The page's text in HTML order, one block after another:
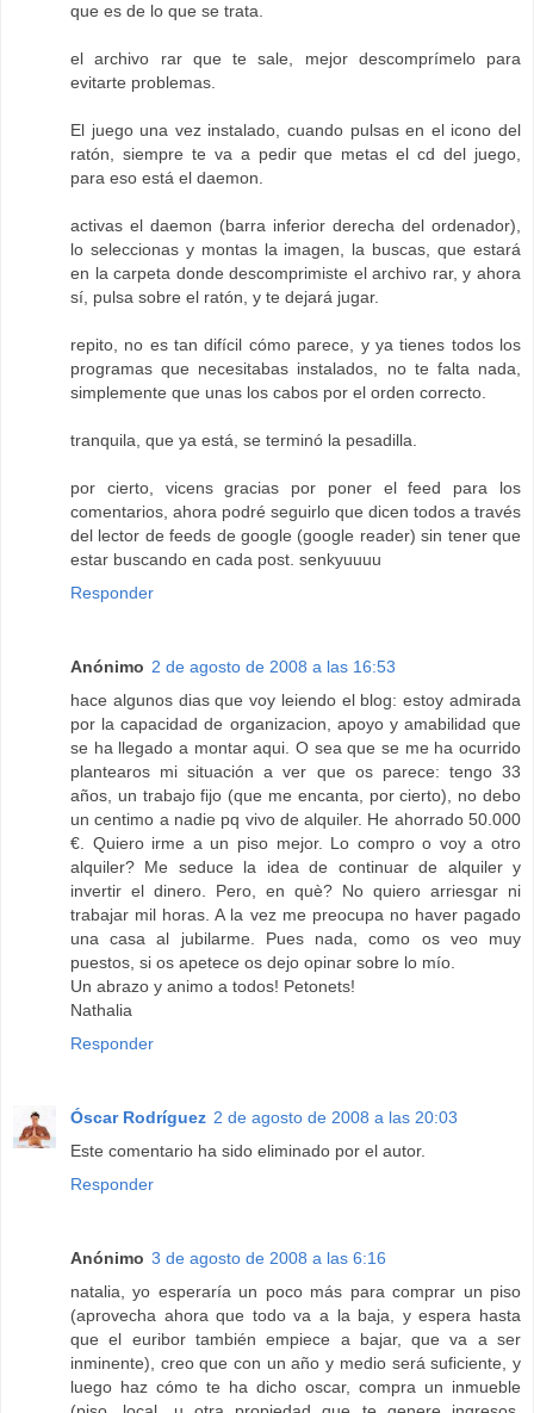
que es de lo que se trata.
el archivo rar que te sale, mejor descomprímelo para
evitarte problemas.
El juego una vez instalado, cuando pulsas en el icono del
ratón, siempre te va a pedir que metas el cd del juego,
para eso está el daemon.
activas el daemon (barra inferior derecha del ordenador),
lo seleccionas y montas la imagen, la buscas, que estará
en la carpeta donde descomprimiste el archivo rar, y ahora
sí, pulsa sobre el ratón, y te dejará jugar.
repito, no es tan difícil cómo parece, y ya tienes todos los
programas que necesitabas instalados, no te falta nada,
simplemente que unas los cabos por el orden correcto.
tranquila, que ya está, se terminó la pesadilla.
por cierto, vicens gracias por poner el feed para los
comentarios, ahora podré seguirlo que dicen todos a través
del lector de feeds de google (google reader) sin tener que
estar buscando en cada post. senkyuuuu
Responder
Anónimo 2 de agosto de 2008 a las 16:53
hace algunos dias que voy leiendo el blog: estoy admirada
por la capacidad de organizacion, apoyo y amabilidad que
se ha llegado a montar aqui. O sea que se me ha ocurrido
plantearos mi situación a ver que os parece: tengo 33
años, un trabajo fijo (que me encanta, por cierto), no debo
un centimo a nadie pq vivo de alquiler. He ahorrado 50.000
€. Quiero irme a un piso mejor. Lo compro o voy a otro
alquiler? Me seduce la idea de continuar de alquiler y
invertir el dinero. Pero, en què? No quiero arriesgar ni
trabajar mil horas. A la vez me preocupa no haver pagado
una casa al jubilarme. Pues nada, como os veo muy
puestos, si os apetece os dejo opinar sobre lo mío.
Un abrazo y animo a todos! Petonets!
Nathalia
Responder
Óscar Rodríguez 2 de agosto de 2008 a las 20:03
Este comentario ha sido eliminado por el autor.
Responder
Anónimo 3 de agosto de 2008 a las 6:16
natalia, yo esperaría un poco más para comprar un piso
(aprovecha ahora que todo va a la baja, y espera hasta
que el euribor también empiece a bajar, que va a ser
inminente), creo que con un año y medio será suficiente, y
luego haz cómo te ha dicho oscar, compra un inmueble